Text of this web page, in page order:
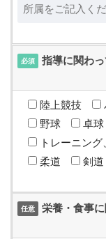
必須 指導に関わっ
陸上競技
野球
卓球
トレーニン
柔道
剣道
任意 栄養・食事